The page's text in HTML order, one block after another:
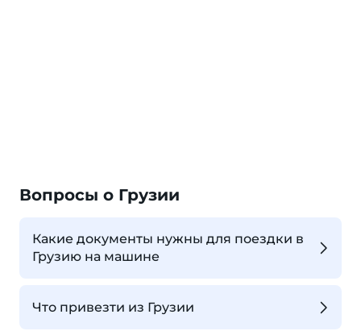
Вопросы о Грузии
Какие документы нужны для поездки в
Грузию на машине
Что привезти из Грузии